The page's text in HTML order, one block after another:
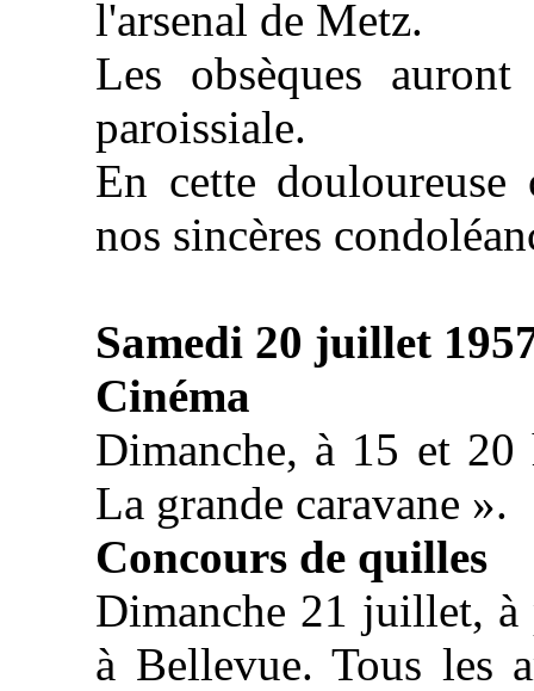
l'arsenal de Metz.
Les obsèques
paroissiale.
En cette douloureuse
nos sincères
Samedi 20 juillet
Cinéma
Dimanche, à 15 et
La grande caravane ».
Concours de quilles
Dimanche 21 juillet,
à Bellevue. Tous les